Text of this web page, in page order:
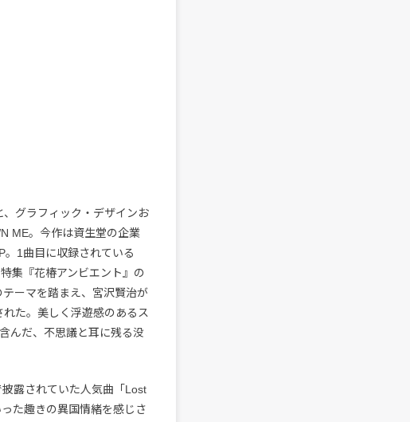
グラフィック・デザインお
ME。今作は資生堂の企業
1曲目に収録されている
集『花椿アンビエント』の
ーマを踏まえ、宮沢賢治が
た。美しく浮遊感のあるス
んだ、不思議と耳に残る没
露されていた人気曲「Lost
た趣きの異国情緒を感じさ